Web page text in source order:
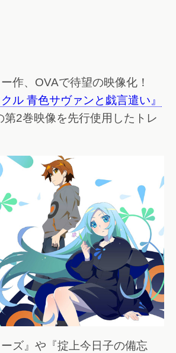
作、OVAで待望の映像化！
ル 青色サヴァンと戯言遣い』
第2巻映像を先行使用したトレ
ーズ』や『掟上今日子の備忘